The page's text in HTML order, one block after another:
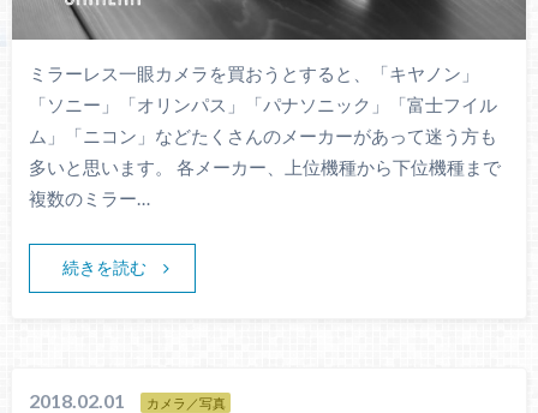
ミラーレス一眼カメラを買おうとすると、「キヤノン」
「ソニー」「オリンパス」「パナソニック」「富士フイル
ム」「ニコン」などたくさんのメーカーがあって迷う方も
多いと思います。 各メーカー、上位機種から下位機種まで
複数のミラー…
続きを読む
2018.02.01 カメラ／写真